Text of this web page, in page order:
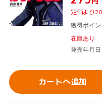
定価より
獲得ポイ
在庫あり
発売年月
カートへ追加